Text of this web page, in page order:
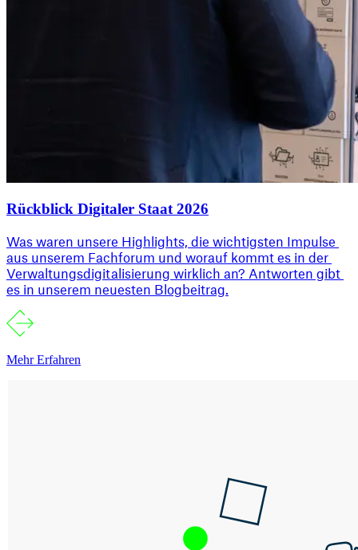
Rückblick Digitaler Staat 2026
Was waren unsere Highlights, die wichtigsten Impulse
aus unserem Fachforum und worauf kommt es in der
Verwaltungsdigitalisierung wirklich an? Antworten gibt
es in unserem neuesten Blogbeitrag.
Mehr Erfahren